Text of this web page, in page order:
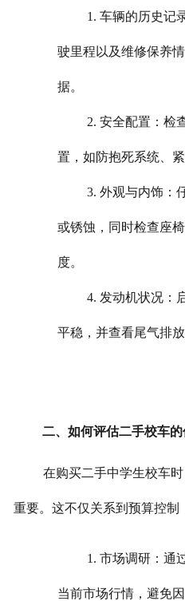
1. 车辆的历史记
驶里程以及维修保养
据。
2. 安全配置：检
置，如防抱死系统、紧
3. 外观与内饰：
或锈蚀，同时检查座
度。
4. 发动机状况：
平稳，并查看尾气排放
二、如何评估二手校车
在购买二手中学生校车
重要。这不仅关系到预算控制
1. 市场调研：通
当前市场行情，避免